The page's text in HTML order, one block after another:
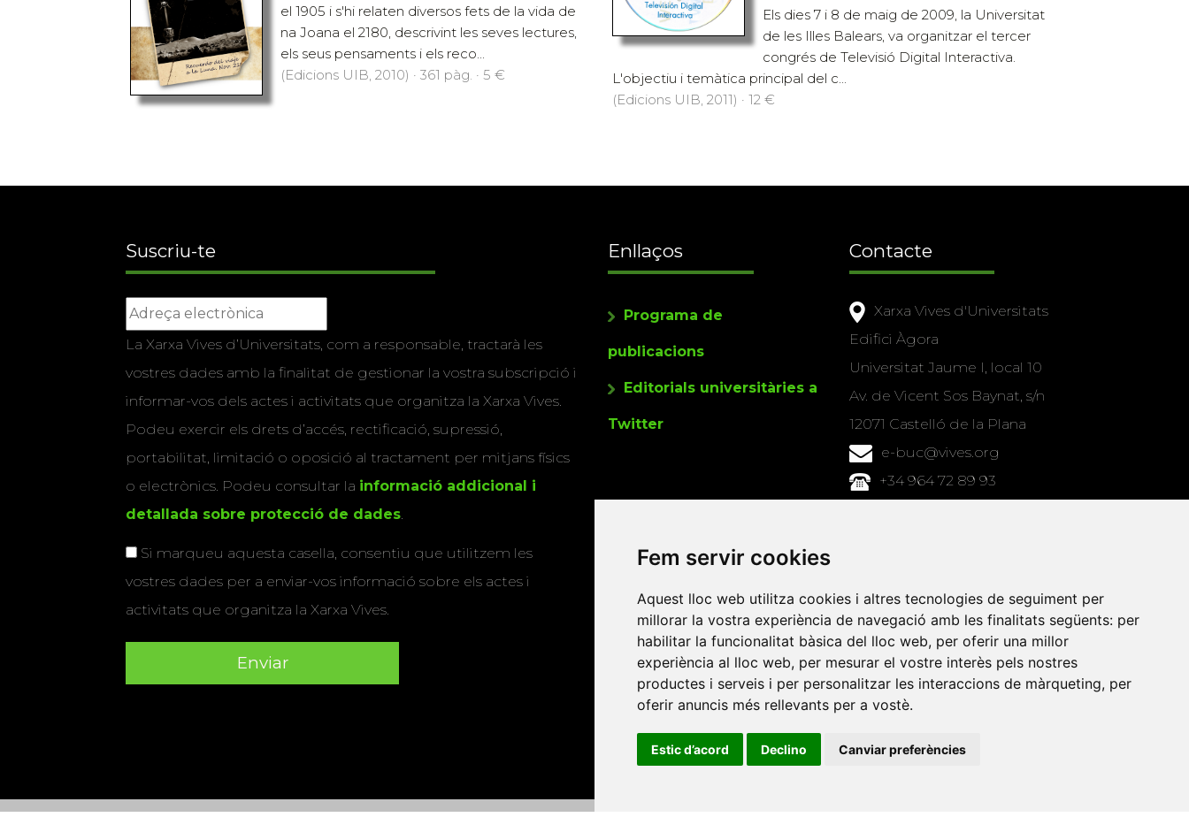
Fem servir cookies
Aquest lloc web utilitza cookies i altres tecnologies de seguiment per
millorar la vostra experiència de navegació amb les finalitats següents: per
habilitar la funcionalitat bàsica del lloc web, per oferir una millor
experiència al lloc web, per mesurar el vostre interès pels nostres
productes i serveis i per personalitzar les interaccions de màrqueting, per
oferir anuncis més rellevants per a vostè.
Estic d’acord Declino Canviar preferències
el 1905 i s'hi relaten diversos fets de la vida de
na Joana el 2180, descrivint les seves lectures,
els seus pensaments i els reco...
(Edicions UIB, 2010) · 361 pàg. · 5 €
Els dies 7 i 8 de maig de 2009, la Universitat
de les Illes Balears, va organitzar el tercer
congrés de Televisió Digital Interactiva.
L'objectiu i temàtica principal del c...
(Edicions UIB, 2011) · 12 €
Suscriu-te
La Xarxa Vives d’Universitats, com a responsable, tractarà les
vostres dades amb la finalitat de gestionar la vostra subscripció i
informar-vos dels actes i activitats que organitza la Xarxa Vives.
Podeu exercir els drets d’accés, rectificació, supressió,
portabilitat, limitació o oposició al tractament per mitjans físics
o electrònics. Podeu consultar la informació addicional i
detallada sobre protecció de dades.
Si marqueu aquesta casella, consentiu que utilitzem les
vostres dades per a enviar-vos informació sobre els actes i
activitats que organitza la Xarxa Vives.
Enllaços
Programa de
publicacions
Editorials universitàries a
Twitter
Contacte
Xarxa Vives d'Universitats
Edifici Àgora
Universitat Jaume I, local 10
Av. de Vicent Sos Baynat, s/n
12071 Castelló de la Plana
e-buc@vives.org
+34 964 72 89 93